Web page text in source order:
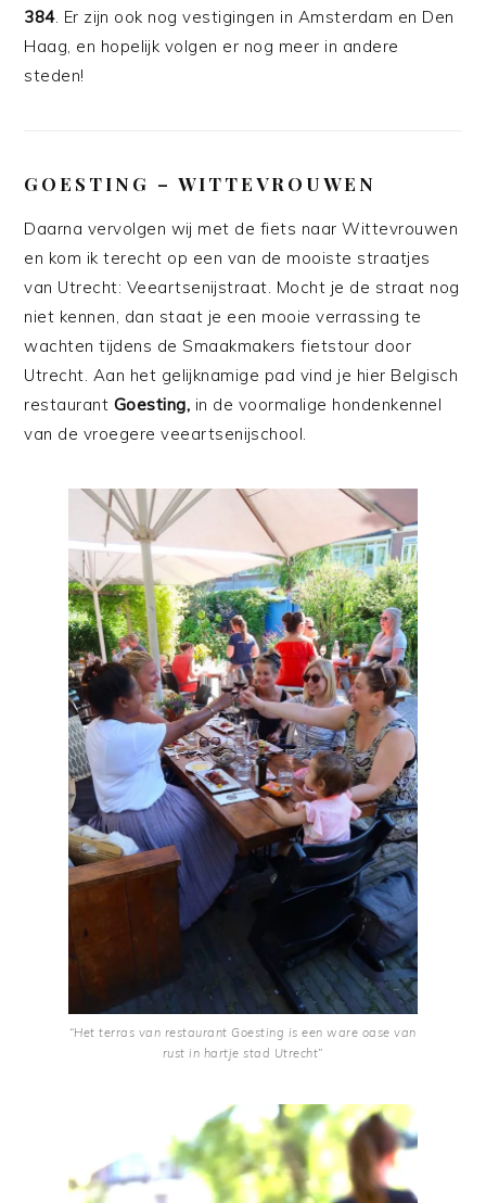
384. Er zijn ook nog vestigingen in Amsterdam en Den
Haag, en hopelijk volgen er nog meer in andere
steden!
GOESTING – WITTEVROUWEN
Daarna vervolgen wij met de fiets naar Wittevrouwen
en kom ik terecht op een van de mooiste straatjes
van Utrecht: Veeartsenijstraat. Mocht je de straat nog
niet kennen, dan staat je een mooie verrassing te
wachten tijdens de Smaakmakers fietstour door
Utrecht. Aan het gelijknamige pad vind je hier Belgisch
restaurant Goesting, in de voormalige hondenkennel
van de vroegere veeartsenijschool.
“Het terras van restaurant Goesting is een ware oase van
rust in hartje stad Utrecht”